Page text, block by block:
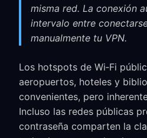
misma red. La conexión
intervalo entre
manualmente tu VPN.
Los hotspots de Wi‑Fi
aeropuertos, hoteles y
convenientes, pero
Incluso las redes públicas
contraseña comparten la